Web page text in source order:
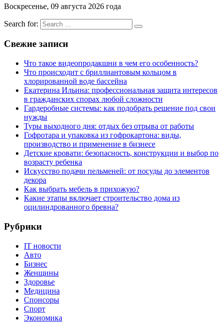
Воскресенье, 09 августа 2026 года
Search for:
Свежие записи
Что такое видеопродакшни в чем его особенность?
Что происходит с бриллиантовым кольцом в
хлорированной воде бассейна
Екатерина Ильина: профессиональная защита интересов
в гражданских спорах любой сложности
Гардеробные системы: как подобрать решение под свои
нужды
Туры выходного дня: отдых без отрыва от работы
Гофротара и упаковка из гофрокартона: виды,
производство и применение в бизнесе
Детские кровати: безопасность, конструкции и выбор по
возрасту ребенка
Искусство подачи пельменей: от посуды до элементов
декора
Как выбрать мебель в прихожую?
Какие этапы включает строительство дома из
оцилиндрованного бревна?
Рубрики
IT новости
Авто
Бизнес
Женщины
Здоровье
Медицина
Спонсоры
Спорт
Экономика